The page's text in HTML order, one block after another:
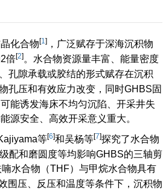
化合物[1] ，广泛赋存于深海沉积物
倍[2] 。水合物资源量丰富、能量密度
孔隙承载或胶结的形式赋存在沉积
孔压和有效应力改变，同时GHBS固
能诱发海床不均匀沉陷、开采井失
源安全、高效开采意义重大。
等[6]和吴杨等[7]探究了水合物
配和磨圆度等均影响GHBS的三轴剪
水合物（THF）与甲烷水合物具有
围压、反压和温度等条件下，沉积物